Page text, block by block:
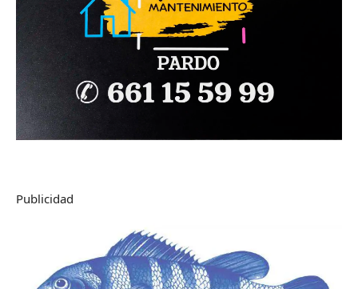
Publicidad